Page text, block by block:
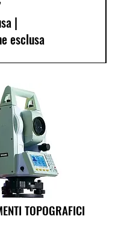
|
esclusa
TOPOGRAFICI